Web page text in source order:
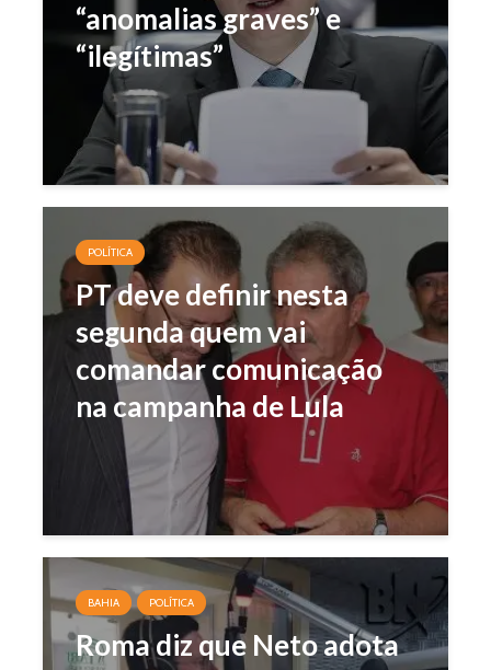
“anomalias graves” e
“ilegítimas”
POLÍTICA
PT deve definir nesta
segunda quem vai
comandar comunicação
na campanha de Lula
BAHIA POLÍTICA
Roma diz que Neto adota